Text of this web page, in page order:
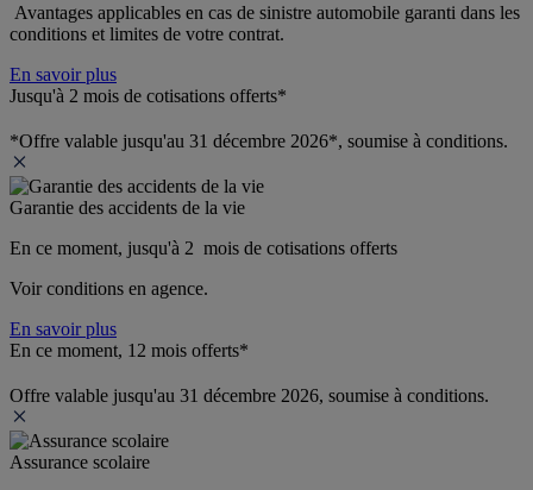
Avantages applicables en cas de sinistre automobile garanti dans les
conditions et limites de votre contrat.
En savoir plus
Jusqu'à 2 mois de cotisations offerts*
*Offre valable jusqu'au 31 décembre 2026*, soumise à conditions.
Garantie des accidents de la vie
En ce moment, jusqu'à 2  mois de cotisations offerts
Voir conditions en agence.
En savoir plus
En ce moment, 12 mois offerts*
Offre valable jusqu'au 31 décembre 2026, soumise à conditions.
Assurance scolaire